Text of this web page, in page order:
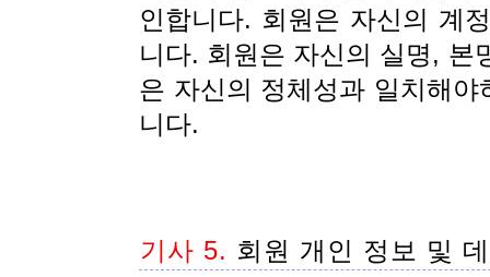
인합니다. 회원은 자신의 계
니다. 회원은 자신의 실명, 본
은 자신의 정체성과 일치해
니다.
기사 5. 회원 개인 정보 및